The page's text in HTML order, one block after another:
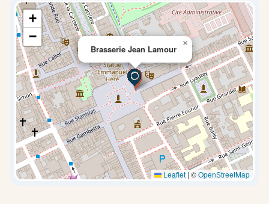
Brasserie Jean Lamour
×
+
−
Leaflet | ©OpenStreetMap